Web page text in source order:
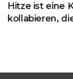
Hitze ist eine
kollabieren,